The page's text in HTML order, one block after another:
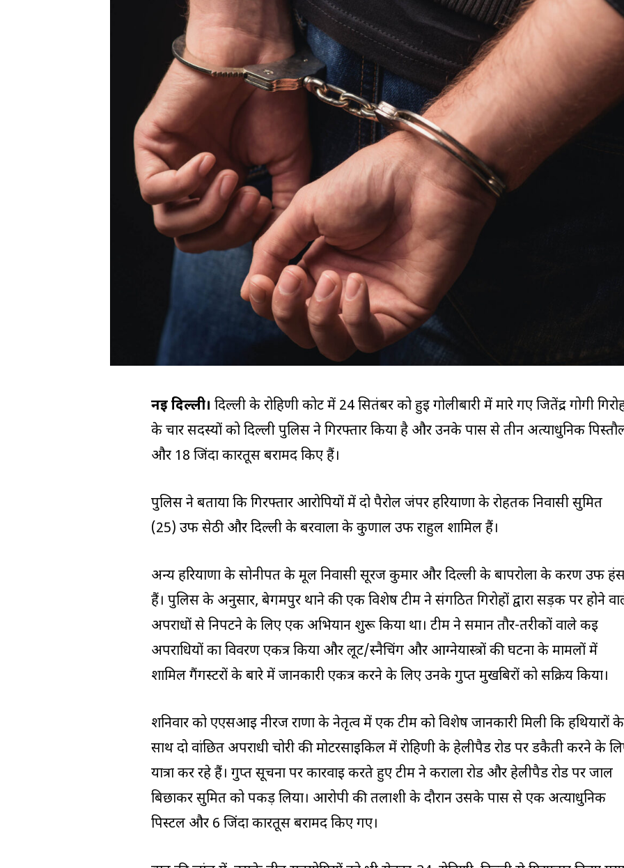
नई दिल्ली। दिल्ली के रोहिणी कोर्ट में 24 सितंबर को हुई गोलीबारी में मारे गए जितेंद्र गोगी
के चार सदस्यों को दिल्ली पुलिस ने गिरफ्तार किया है और उनके पास से तीन अत्याधुनिक
और 18 जिंदा कारतूस बरामद किए हैं।
पुलिस ने बताया कि गिरफ्तार आरोपियों में दो पैरोल जंपर हरियाणा के रोहतक निवासी सुमित
(25) उर्फ सेठी और दिल्ली के बरवाला के कुणाल उर्फ राहुल शामिल हैं।
अन्य हरियाणा के सोनीपत के मूल निवासी सूरज कुमार और दिल्ली के बापरोला के करण उर्फ
हैं। पुलिस के अनुसार, बेगमपुर थाने की एक विशेष टीम ने संगठित गिरोहों द्वारा सड़क पर होने
अपराधों से निपटने के लिए एक अभियान शुरू किया था। टीम ने समान तौर-तरीकों वाले कई
अपराधियों का विवरण एकत्र किया और लूट/स्नैचिंग और आग्नेयास्त्रों की घटना के मामलों में
शामिल गैंगस्टरों के बारे में जानकारी एकत्र करने के लिए उनके गुप्त मुखबिरों को सक्रिय किया।
शनिवार को एएसआई नीरज राणा के नेतृत्व में एक टीम को विशेष जानकारी मिली कि हथियारों के
साथ दो वांछित अपराधी चोरी की मोटरसाइकिल में रोहिणी के हेलीपैड रोड पर डकैती करने के
यात्रा कर रहे हैं। गुप्त सूचना पर कार्रवाई करते हुए टीम ने कराला रोड और हेलीपैड रोड पर जाल
बिछाकर सुमित को पकड़ लिया। आरोपी की तलाशी के दौरान उसके पास से एक अत्याधुनिक
पिस्टल और 6 जिंदा कारतूस बरामद किए गए।